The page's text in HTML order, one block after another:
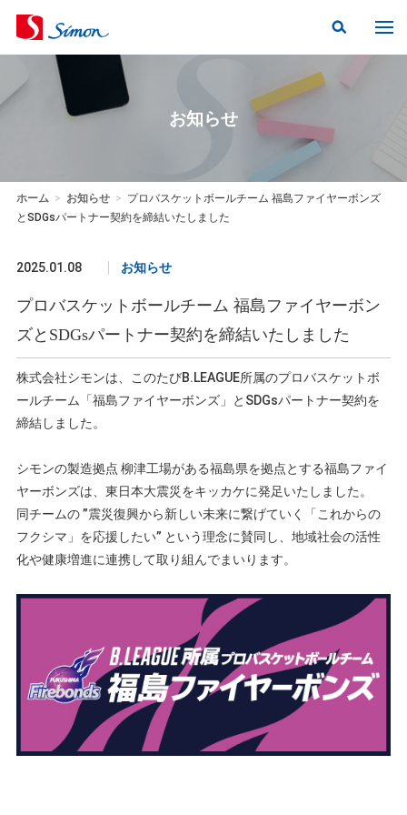
お知らせ
ホーム > お知らせ > プロバスケットボールチーム 福島ファイヤーボンズ
とSDGsパートナー契約を締結いたしました
2025.01.08 お知らせ
プロバスケットボールチーム 福島ファイヤーボン
ズとSDGsパートナー契約を締結いたしました
株式会社シモンは、このたびB.LEAGUE所属のプロバスケットボ
ールチーム「福島ファイヤーボンズ」とSDGsパートナー契約を
締結しました。
シモンの製造拠点 柳津工場がある福島県を拠点とする福島ファイ
ヤーボンズは、東日本大震災をキッカケに発足いたしました。
同チームの ”震災復興から新しい未来に繋げていく「これからの
フクシマ」を応援したい” という理念に賛同し、地域社会の活性
化や健康増進に連携して取り組んでまいります。